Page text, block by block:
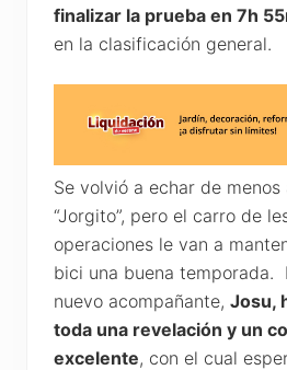
finalizar la prueba en 7h
en la clasificación general.
Se volvió a echar de
“Jorgito”, pero el carro de
operaciones le van a
bici una buena temporada.
nuevo acompañante, Josu,
toda una revelación y un
excelente, con el cual